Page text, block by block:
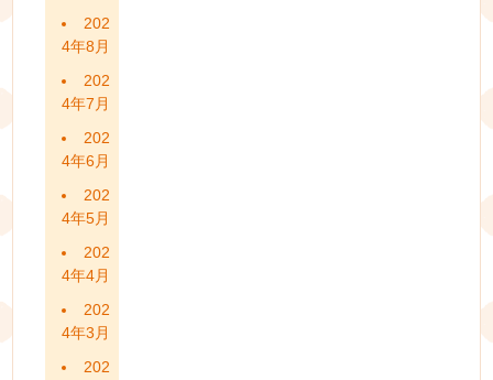
202
4年8月
202
4年7月
202
4年6月
202
4年5月
202
4年4月
202
4年3月
202